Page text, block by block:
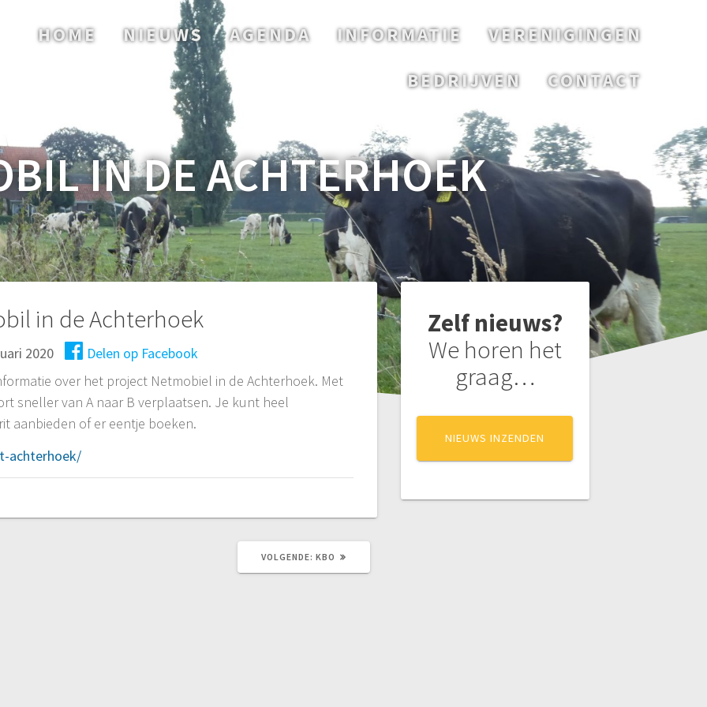
HOME NIEUWS AGENDA INFORMATIE
VERENIGINGEN
BEDRIJVEN
CONTACT
IN DE ACHTERHOEK
in de Achterhoek
2020
Delen op Facebook
over het project Netmobiel in de Achterhoek. Met
sneller van A naar B verplaatsen. Je kunt heel
aanbieden of er eentje boeken.
achterhoek/
VOLGENDE: VOLGEND
KBO
Zelf nieuws?
We horen het
graag…
NIEUWS INZENDEN